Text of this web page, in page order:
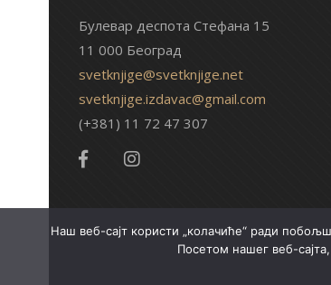
Булевар деспота Стефана 15
11 000 Београд
svetknjige@svetknjige.net
svetknjige.izdavac@gmail.com
(+381) 11 72 47 307
Наш веб-сајт користи „колачиће“ ради
Посетом нашег веб-